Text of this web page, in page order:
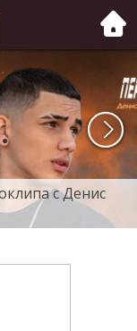
с Денис